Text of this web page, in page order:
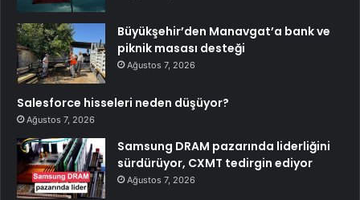
Büyükşehir’den Manavgat’a bank ve
piknik masası desteği
Ağustos 7, 2026
Salesforce hisseleri neden düşüyor?
Ağustos 7, 2026
Samsung DRAM pazarında liderliğini
sürdürüyor, CXMT tedirgin ediyor
Ağustos 7, 2026